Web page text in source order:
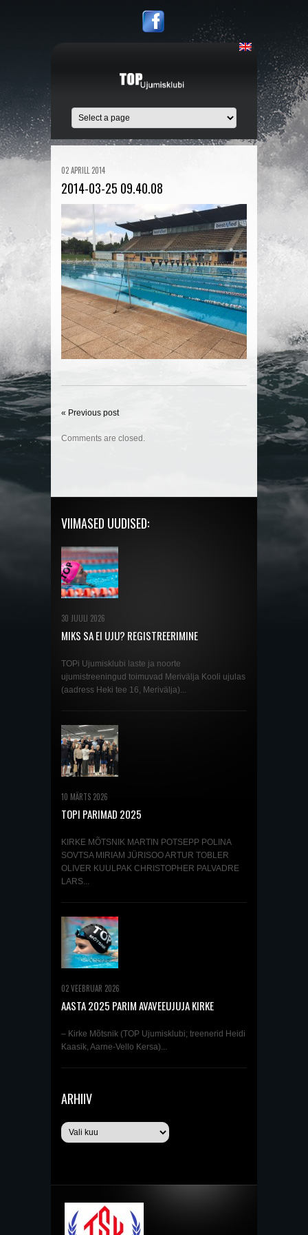
02 APRILL 2014
2014-03-25 09.40.08
« Previous post
Comments are closed.
VIIMASED UUDISED:
30 JUULI 2026
MIKS SA EI UJU? REGISTREERIMINE
JA TREENINGRÜHMADESSE ON AVATUD!
TOPi Ujumisklubi laste ja noorte
ujumistreeningud toimuvad Merivälja Kooli ujulas
(aadress Heki tee 16, Merivälja)...
10 MÄRTS 2026
TOPI PARIMAD 2025
KIRKE MÕTSNIK MARTIN POTSEPP POLINA
SOVTSA MIRIAM JÜRISOO ARTUR TOBLER
OLIVER KUULPAK CHRISTOPHER PALVADRE
LARS...
02 VEEBRUAR 2026
AASTA 2025 PARIM AVAVEEUJUJA KIRKE
– Kirke Mõtsnik (TOP Ujumisklubi; treenerid Heidi
Kaasik, Aarne-Vello Kersa)...
ARHIIV
Arhiiv